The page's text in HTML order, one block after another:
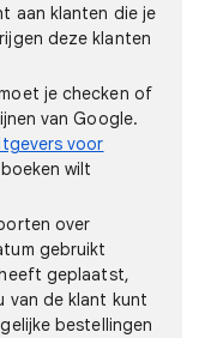
aan klanten die je
deze klanten
je checken of
van Google.
voor
wilt
over
gebruikt
geplaatst,
van de klant kunt
bestellingen